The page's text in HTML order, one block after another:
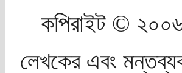
কপিরাইট ©
লেখকের এবং